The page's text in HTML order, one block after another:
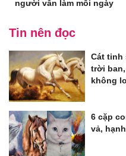
người vẫn làm mỗi ngày
Tin nên đọc
Cát tinh
trời ban,
không
6 cặp
vả,